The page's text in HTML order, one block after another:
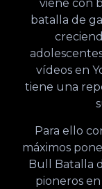
viene con
batalla de
vídeos en
tiene una
Para ello
máximos
Bull Batalla
pioneros